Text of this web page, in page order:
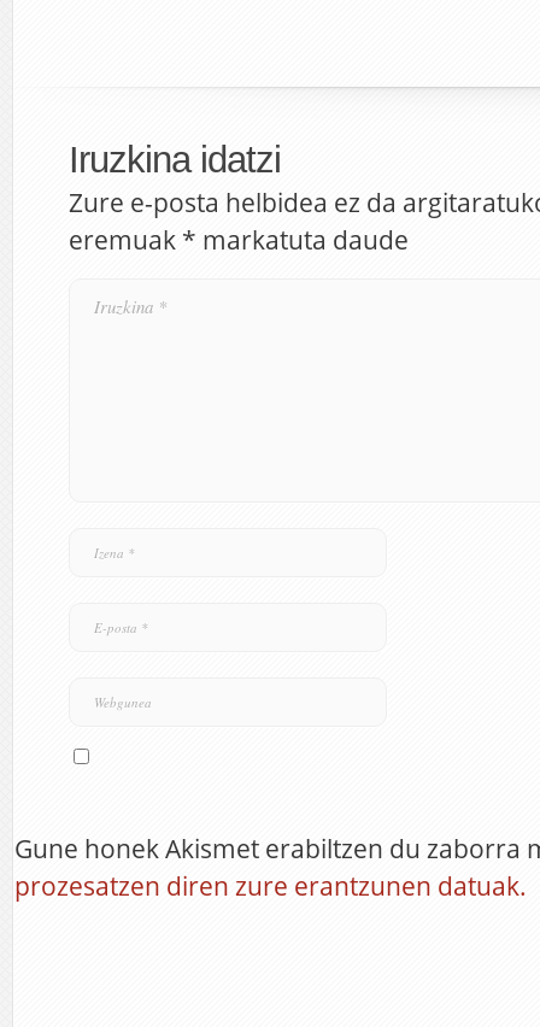
Iruzkina idatzi
Zure e-posta helbidea ez da
eremuak * markatuta daude
Gune honek Akismet erabiltzen du zaborra
prozesatzen diren zure erantzunen datuak.